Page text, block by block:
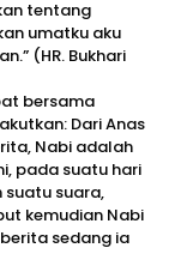
tentang
umatku aku
(HR. Bukhari
bersama
Dari Anas
Nabi adalah
pada suatu hari
suatu suara,
kemudian Nabi
sedang ia